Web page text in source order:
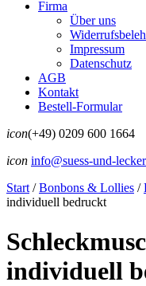
Firma
Über uns
Impressum
Datenschutz
AGB
Kontakt
Bestell-Formular
icon(+49) 0209 600 1664
icon info@suess-und-
Start / Bonbons & Lollies /
individuell bedruckt
individuell